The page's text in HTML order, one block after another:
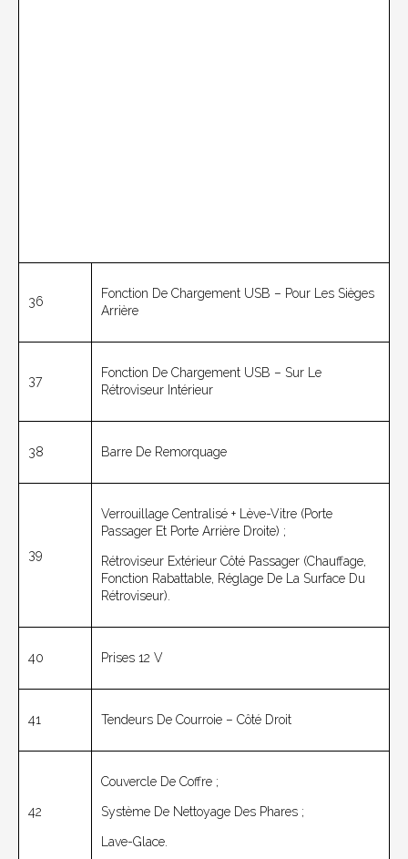
36
Fonction De Chargement USB – Pour Les Sièges
Arrière
37
Fonction De Chargement USB – Sur Le
Rétroviseur Intérieur
38 Barre De Remorquage
39
Verrouillage Centralisé + Lève-Vitre (porte
Passager Et Porte Arrière Droite) ;
Rétroviseur Extérieur Côté Passager (chauffage,
Fonction Rabattable, Réglage De La Surface Du
Rétroviseur).
40 Prises 12 V
41 Tendeurs De Courroie – Côté Droit
42
Couvercle De Coffre ;
Système De Nettoyage Des Phares ;
Lave-Glace.